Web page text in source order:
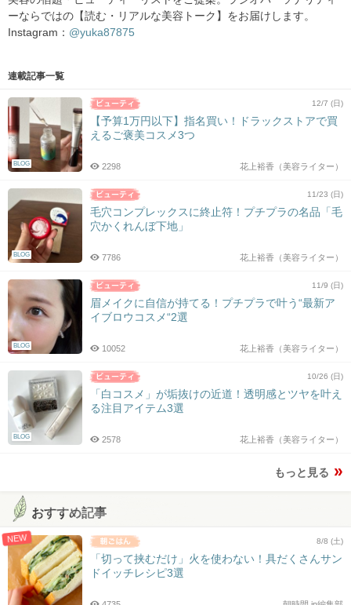
ーならではの【読む・リアルな美容トーク】をお届けします。
Instagram： @yuka87875
連載記事一覧
BLOG
12/7 (日)
【予算1万円以下】指名買い！ドラックストアで買
えるご褒美コスメ3つ
花上裕香（美容ライター）
2298
BLOG
11/23 (日)
毛穴コンプレックスに終止符！プチプラの名品「毛
穴かくれんぼ下地」
花上裕香（美容ライター）
7786
BLOG
11/9 (日)
眉メイクに自信が持てる！プチプラで叶う“最新ア
イブロウコスメ“2選
花上裕香（美容ライター）
10052
BLOG
10/26 (日)
「白コスメ」が垢抜けの近道！透明感とツヤを叶え
る注目アイテム3選
花上裕香（美容ライター）
2578
もっと見る
おすすめ記事
NEW 8/8 (土)
「切って挟むだけ」火を使わない！具だくさんサン
ドイッチレシピ3選